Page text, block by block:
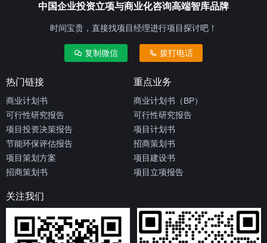
中国企业投资立项与商业化咨询高端智库品牌
时间宝贵，直接找项目经理进行项目探讨吧！
复制微信 拨打电话
热门链接
商业计划书
可行性研究报告
项目投资决策报告
节能环保评估报告
项目策划方案
招商策划书
重点业务
商业计划书（BP）
可行性研究报告
项目计划书
招商策划书
项目建设书
项目立项报告
关注我们